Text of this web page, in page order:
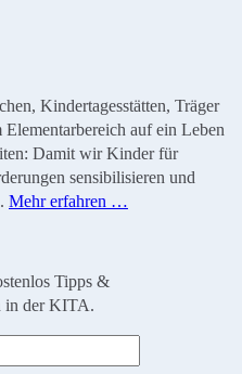
Kindertagesstätten, Träger
auf ein Leben
Damit wir Kinder für
sensibilisieren und
Mehr erfahren …
Tipps &
in der KITA.